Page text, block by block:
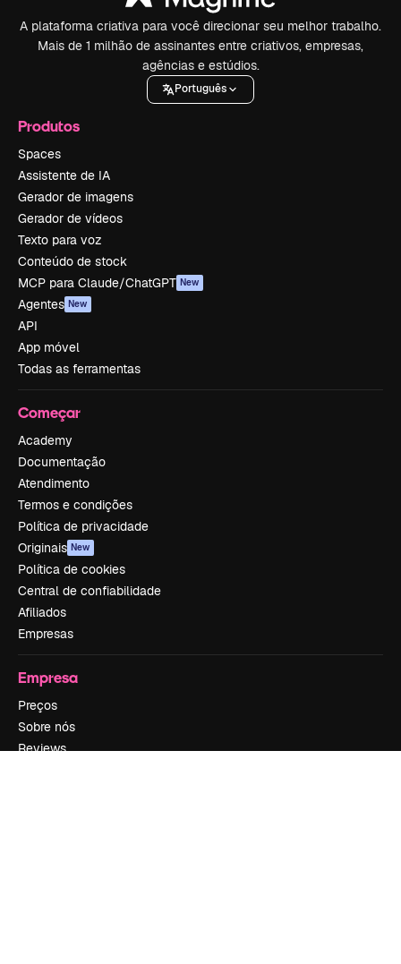
A plataforma criativa para você direcionar seu melhor trabalho.
Mais de 1 milhão de assinantes entre criativos, empresas,
agências e estúdios.
Português
Produtos
Spaces
Assistente de IA
Gerador de imagens
Gerador de vídeos
Texto para voz
Conteúdo de stock
MCP para Claude/ChatGPT New
Agentes New
API
App móvel
Todas as ferramentas
Começar
Academy
Documentação
Atendimento
Termos e condições
Política de privacidade
Originais New
Política de cookies
Central de confiabilidade
Afiliados
Empresas
Empresa
Preços
Sobre nós
Reviews